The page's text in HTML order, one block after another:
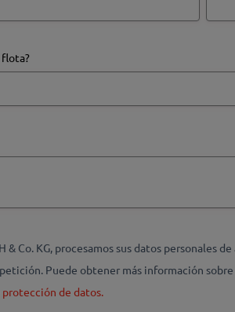
flota?
& Co. KG, procesamos sus datos personales
Puede obtener más información
de datos.